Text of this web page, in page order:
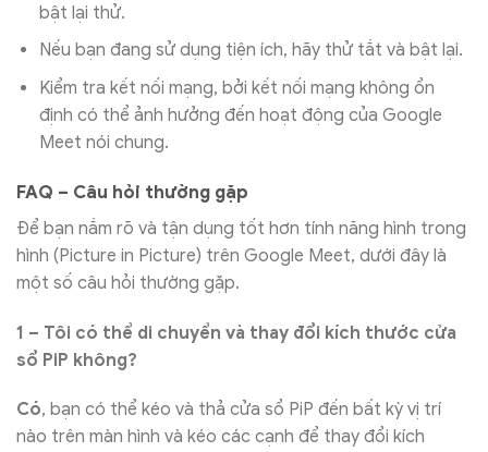
bật lại thử.
Nếu bạn đang sử dụng tiện ích, hãy thử tắt và bật lại.
Kiểm tra kết nối mạng, bởi kết nối mạng không ổn
định có thể ảnh hưởng đến hoạt động của Google
Meet nói chung.
FAQ – Câu hỏi thường gặp
Để bạn nắm rõ và tận dụng tốt hơn tính năng hình trong
hình (Picture in Picture) trên Google Meet, dưới đây là
một số câu hỏi thường gặp.
1 – Tôi có thể di chuyển và thay đổi kích thước cửa
sổ PiP không?
Có, bạn có thể kéo và thả cửa sổ PiP đến bất kỳ vị trí
nào trên màn hình và kéo các cạnh để thay đổi kích